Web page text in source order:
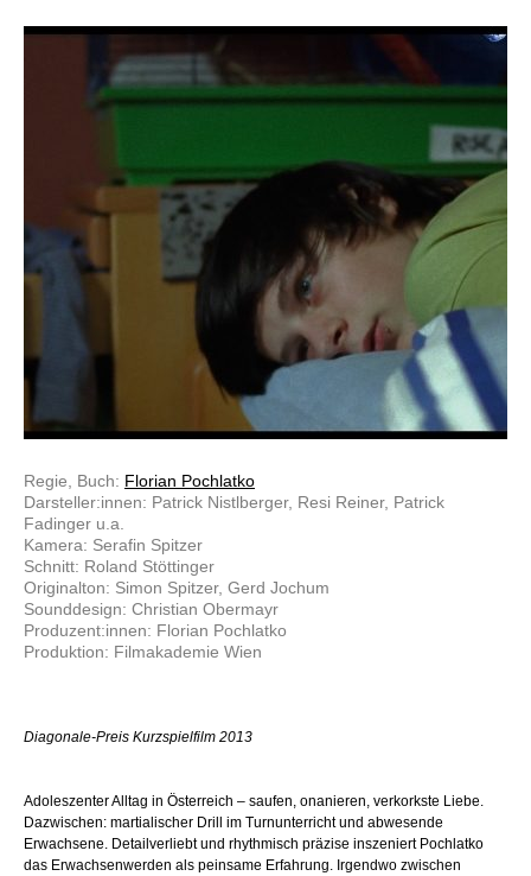
Regie, Buch: Florian Pochlatko
Darsteller:innen: Patrick Nistlberger, Resi Reiner, Patrick
Fadinger u.a.
Kamera: Serafin Spitzer
Schnitt: Roland Stöttinger
Originalton: Simon Spitzer, Gerd Jochum
Sounddesign: Christian Obermayr
Produzent:innen: Florian Pochlatko
Produktion: Filmakademie Wien
Diagonale-Preis Kurzspielfilm 2013
Adoleszenter Alltag in Österreich – saufen, onanieren, verkorkste Liebe.
Dazwischen: martialischer Drill im Turnunterricht und abwesende
Erwachsene. Detailverliebt und rhythmisch präzise inszeniert Pochlatko
das Erwachsenwerden als peinsame Erfahrung. Irgendwo zwischen